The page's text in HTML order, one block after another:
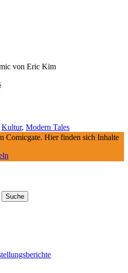
von Eric Kim
Kultur, Modern Tales
Comicgate. Hier finden sich Inhalte